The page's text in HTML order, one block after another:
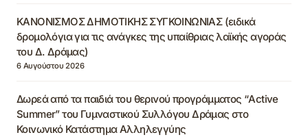
ΚΑΝΟΝΙΣΜΟΣ ΔΗΜΟΤΙΚΗΣ ΣΥΓΚΟΙΝΩΝΙΑΣ (ειδικά
δρομολόγια για τις ανάγκες της υπαίθριας λαϊκής αγοράς
του Δ. Δράμας)
6 Αυγούστου 2026
Δωρεά από τα παιδιά του θερινού προγράμματος “Active
Summer” του Γυμναστικού Συλλόγου Δράμας στο
Κοινωνικό Κατάστημα Αλληλεγγύης